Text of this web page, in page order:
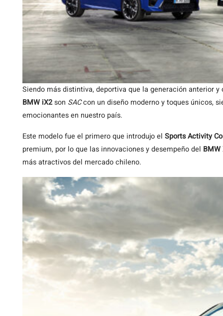
Siendo más distintiva, deportiva que la generación anterior
BMW iX2son SACcon un diseño moderno y toques únicos,
emocionantes en nuestro país.
Este modelo fue el primero que introdujo el Sports Activity
premium, por lo que las innovaciones y desempeño del BMW
más atractivos del mercado chileno.